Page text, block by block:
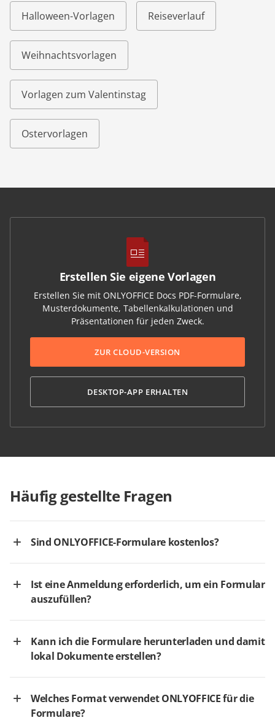
Halloween-Vorlagen Reiseverlauf
Weihnachtsvorlagen
Vorlagen zum Valentinstag
Ostervorlagen
Erstellen Sie eigene Vorlagen
Erstellen Sie mit ONLYOFFICE Docs PDF-Formulare,
Musterdokumente, Tabellenkalkulationen und
Präsentationen für jeden Zweck.
ZUR CLOUD-VERSION
DESKTOP-APP ERHALTEN
Häufig gestellte Fragen
Sind ONLYOFFICE-Formulare kostenlos?
Ist eine Anmeldung erforderlich, um ein Formular
auszufüllen?
Kann ich die Formulare herunterladen und damit
lokal Dokumente erstellen?
Welches Format verwendet ONLYOFFICE für die
Formulare?